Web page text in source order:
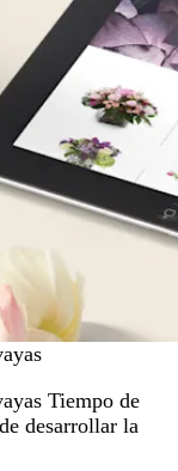
Tiempo de
desarrollar la